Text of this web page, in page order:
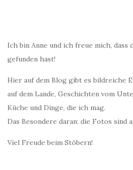
Ich bin Anne und ich freue mich, dass
gefunden hast!
Hier auf dem Blog gibt es bildreiche
auf dem Lande, Geschichten vom
Küche und Dinge, die ich mag.
Das Besondere daran: die Fotos sind
Viel Freude beim Stöbern!